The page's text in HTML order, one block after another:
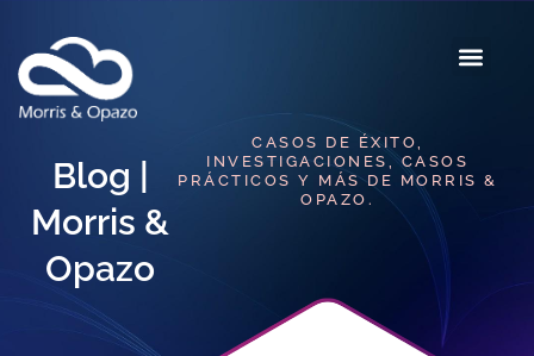
Blog |
Morris &
Opazo
CASOS DE ÉXITO,
INVESTIGACIONES, CASOS
PRÁCTICOS Y MÁS DE MORRIS &
OPAZO.